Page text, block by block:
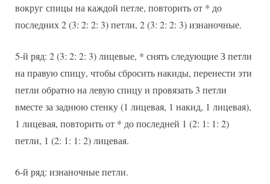
вокруг спицы на каждой петле, повторить от * до
последних 2 (3: 2: 2: 3) петли, 2 (3: 2: 2: 3) изнаночные.
5-й ряд: 2 (3: 2: 2: 3) лицевые, * снять следующие З петли
на правую спицу, чтобы сбросить накиды, перенести эти
петли обратно на левую спицу и провязать 3 петли
вместе за заднюю стенку (1 лицевая, 1 накид, 1 лицевая),
1 лицевая, повторить от * до последней 1 (2: 1: 1: 2)
петли, 1 (2: 1: 1: 2) лицевая.
6-й ряд: изнаночные петли.